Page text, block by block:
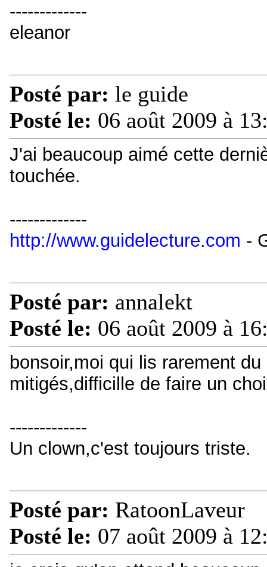
-------------
eleanor
Posté par: le guide
Posté le: 06 août 2009 à
J'ai beaucoup aimé cette
touchée.
-------------
http://www.guidelecture.com -
Posté par: annalekt
Posté le: 06 août 2009 à
bonsoir,moi qui lis rarement
mitigés,difficille de faire un
-------------
Un clown,c'est toujours triste.
Posté par: RatoonLaveur
Posté le: 07 août 2009 à